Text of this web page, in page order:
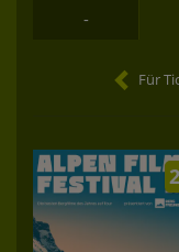
-
Für